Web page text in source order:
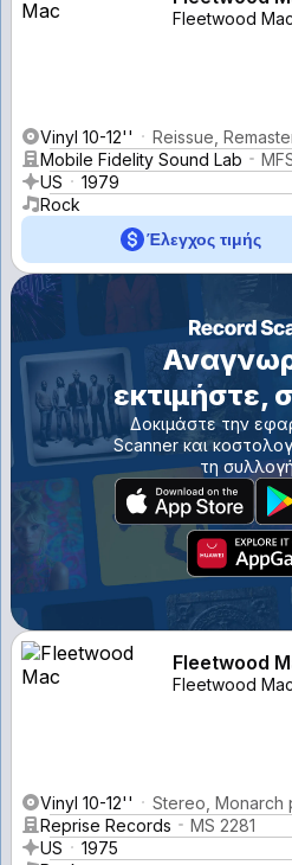
Fleetwood Mac
Vinyl 10-12''
Reissue,
Mobile Fidelity Sound Lab
US
1979
Rock
Έλεγχος τιμής
εκτιμήστε,
Δοκιμάστε την
Scanner και
τη
Fleetwood
Fleetwood Mac
Vinyl 10-12''
Stereo, Monarch
Reprise Records
MS 2281
US
1975